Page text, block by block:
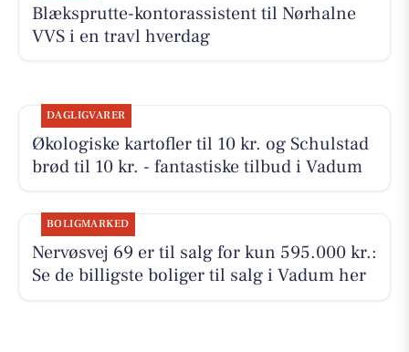
Blæksprutte-kontorassistent til Nørhalne
VVS i en travl hverdag
DAGLIGVARER
Økologiske kartofler til 10 kr. og Schulstad
brød til 10 kr. - fantastiske tilbud i Vadum
BOLIGMARKED
Nervøsvej 69 er til salg for kun 595.000 kr.:
Se de billigste boliger til salg i Vadum her